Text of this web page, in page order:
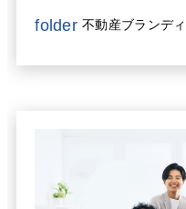
folder 不動産ブランデ